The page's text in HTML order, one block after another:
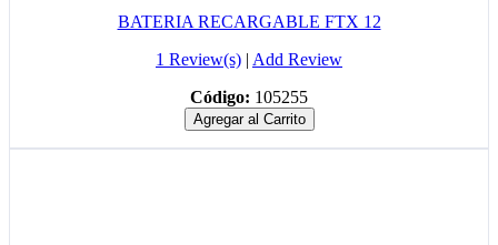
BATERIA RECARGABLE FTX 12
1 Review(s) | Add Review
Código: 105255
Agregar al Carrito